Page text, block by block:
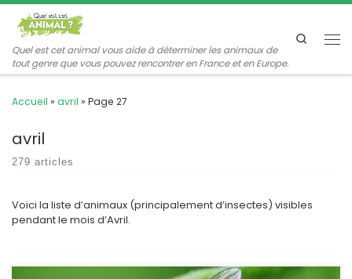
Passer au contenu
Quel est cet animal vous aide à déterminer les animaux de
tout genre que vous pouvez rencontrer en France et en Europe.
Search
Accueil » avril » Page 27
avril
279 articles
Voici la liste d’animaux (principalement d’insectes) visibles
pendant le mois d’Avril.